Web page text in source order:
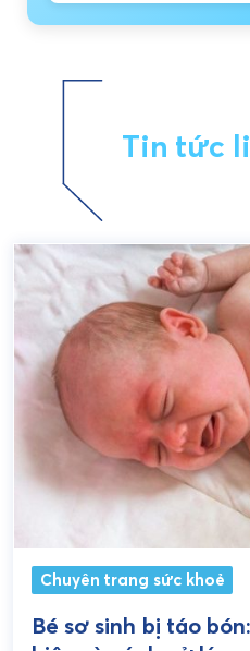
Tin tức
Chuyên trang sức khoẻ
Bé sơ sinh bị táo